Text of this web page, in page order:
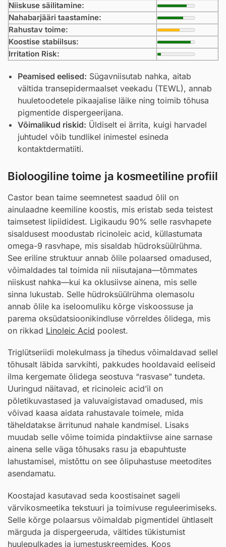
Niiskuse säilitamine:
Nahabarjääri taastamine:
Rahustav toime:
Koostise stabiilsus:
Irritation Risk:
Peamised eelised: Sügavniisutab nahka, aitab
vältida transepidermaalset veekadu (TEWL), annab
huuletoodetele pikaajalise läike ning toimib tõhusa
pigmentide dispergeerijana.
Võimalikud riskid: Üldiselt ei ärrita, kuigi harvadel
juhtudel võib tundlikel inimestel esineda
kontaktdermatiiti.
Bioloogiline toime ja kosmeetiline profiil
Castor bean taime seemnetest saadud õlil on
ainulaadne keemiline koostis, mis eristab seda teistest
taimsetest lipiididest. Ligikaudu 90% selle rasvhapete
sisaldusest moodustab ricinoleic acid, küllastumata
omega-9 rasvhape, mis sisaldab hüdroksüülrühma.
See eriline struktuur annab õlile polaarsed omadused,
võimaldades tal toimida nii niisutajana—tõmmates
niiskust nahka—kui ka oklusiivse ainena, mis selle
sinna lukustab. Selle hüdroksüülrühma olemasolu
annab õlile ka iseloomuliku kõrge viskoossuse ja
parema oksüdatsioonikindluse võrreldes õlidega, mis
on rikkad Linoleic Acid poolest.
Triglütseriidi molekulmass ja tihedus võimaldavad sellel
tõhusalt läbida sarvkihti, pakkudes hooldavaid eeliseid
ilma kergemate õlidega seostuva “rasvase” tundeta.
Uuringud näitavad, et ricinoleic acid’il on
põletikuvastased ja valuvaigistavad omadused, mis
võivad kaasa aidata rahustavale toimele, mida
täheldatakse ärritunud nahale kandmisel. Lisaks
muudab selle võime toimida pindaktiivse aine sarnase
ainena selle väga tõhusaks rasu ja ebapuhtuste
lahustamisel, mistõttu on see õlipuhastuse meetodites
asendamatu.
Koostajad kasutavad seda koostisainet sageli
värvikosmeetika tekstuuri ja toimivuse reguleerimiseks.
Selle kõrge polaarsus võimaldab pigmentidel ühtlaselt
märguda ja dispergeeruda, vältides tükistumist
huulepulkades ja jumestuskreemides. Koos